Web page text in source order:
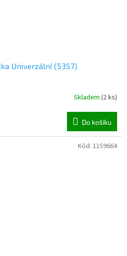
Univerzální (5357)
Skladem (2 ks)
Do košíku
Kód: 1159664